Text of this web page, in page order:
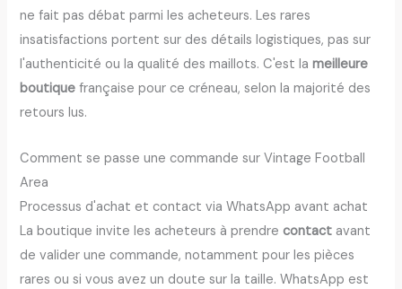
ne fait pas débat parmi les acheteurs. Les rares
insatisfactions portent sur des détails logistiques, pas sur
l'authenticité ou la qualité des maillots. C'est lameilleure
boutique française pour ce créneau, selon la majorité des
retours lus.
Comment se passe une commande sur Vintage Football
Area
Processus d'achat et contact via WhatsApp avant achat
La boutique invite les acheteurs à prendrecontact avant
de valider une commande, notamment pour les pièces
rares ou si vous avez un doute sur la taille. WhatsApp est